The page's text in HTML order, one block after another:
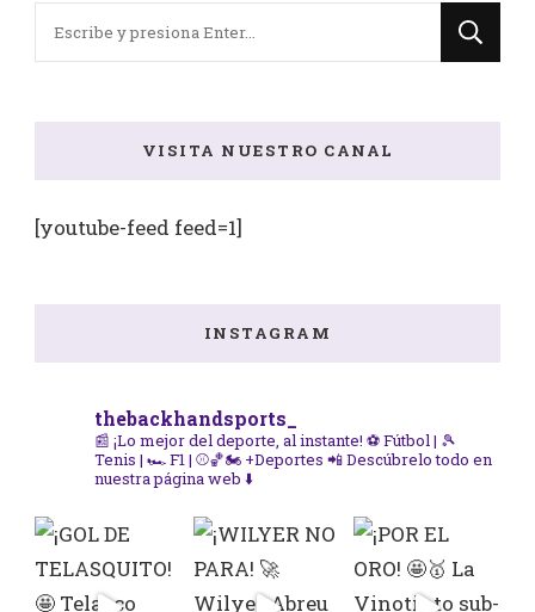
VISITA NUESTRO CANAL
[youtube-feed feed=1]
INSTAGRAM
thebackhandsports_
📰 ¡Lo mejor del deporte, al instante! ⚽ Fútbol | 🎾
Tenis | 🏎️ F1 | ⚾🏀🏍️ +Deportes 📲 Descúbrelo todo en
nuestra página web ⬇️